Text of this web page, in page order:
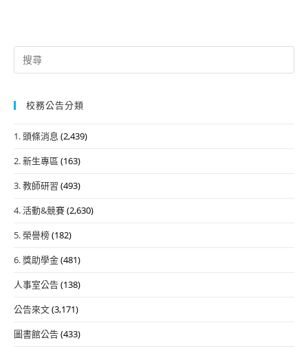
Search
for:
校務公告分類
1. 頭條消息 (2,439)
2. 新生專區 (163)
3. 教師研習 (493)
4. 活動&競賽(2,630)
5. 榮譽榜(182)
6. 獎助學金(481)
人事室公告(138)
公告來文(3,171)
圖書館公告(433)